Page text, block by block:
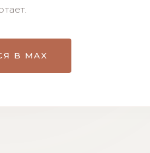
В MAX